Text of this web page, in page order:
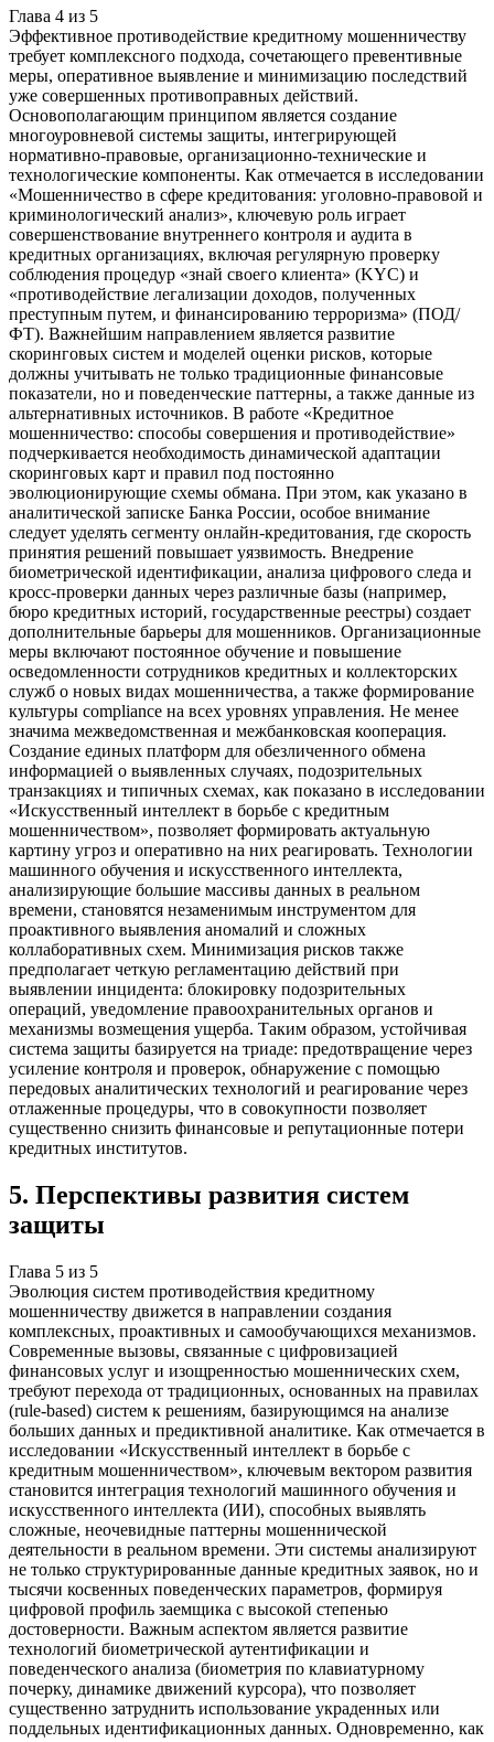
Глава 4 из 5
Эффективное противодействие кредитному мошенничеству
требует комплексного подхода, сочетающего превентивные
меры, оперативное выявление и минимизацию последствий
уже совершенных противоправных действий.
Основополагающим принципом является создание
многоуровневой системы защиты, интегрирующей
нормативно-правовые, организационно-технические и
технологические компоненты. Как отмечается в исследовании
«Мошенничество в сфере кредитования: уголовно-правовой и
криминологический анализ», ключевую роль играет
совершенствование внутреннего контроля и аудита в
кредитных организациях, включая регулярную проверку
соблюдения процедур «знай своего клиента» (KYC) и
«противодействие легализации доходов, полученных
преступным путем, и финансированию терроризма» (ПОД/
ФТ). Важнейшим направлением является развитие
скоринговых систем и моделей оценки рисков, которые
должны учитывать не только традиционные финансовые
показатели, но и поведенческие паттерны, а также данные из
альтернативных источников. В работе «Кредитное
мошенничество: способы совершения и противодействие»
подчеркивается необходимость динамической адаптации
скоринговых карт и правил под постоянно
эволюционирующие схемы обмана. При этом, как указано в
аналитической записке Банка России, особое внимание
следует уделять сегменту онлайн-кредитования, где скорость
принятия решений повышает уязвимость. Внедрение
биометрической идентификации, анализа цифрового следа и
кросс-проверки данных через различные базы (например,
бюро кредитных историй, государственные реестры) создает
дополнительные барьеры для мошенников. Организационные
меры включают постоянное обучение и повышение
осведомленности сотрудников кредитных и коллекторских
служб о новых видах мошенничества, а также формирование
культуры compliance на всех уровнях управления. Не менее
значима межведомственная и межбанковская кооперация.
Создание единых платформ для обезличенного обмена
информацией о выявленных случаях, подозрительных
транзакциях и типичных схемах, как показано в исследовании
«Искусственный интеллект в борьбе с кредитным
мошенничеством», позволяет формировать актуальную
картину угроз и оперативно на них реагировать. Технологии
машинного обучения и искусственного интеллекта,
анализирующие большие массивы данных в реальном
времени, становятся незаменимым инструментом для
проактивного выявления аномалий и сложных
коллаборативных схем. Минимизация рисков также
предполагает четкую регламентацию действий при
выявлении инцидента: блокировку подозрительных
операций, уведомление правоохранительных органов и
механизмы возмещения ущерба. Таким образом, устойчивая
система защиты базируется на триаде: предотвращение через
усиление контроля и проверок, обнаружение с помощью
передовых аналитических технологий и реагирование через
отлаженные процедуры, что в совокупности позволяет
существенно снизить финансовые и репутационные потери
кредитных институтов.
5. Перспективы развития систем
защиты
Глава 5 из 5
Эволюция систем противодействия кредитному
мошенничеству движется в направлении создания
комплексных, проактивных и самообучающихся механизмов.
Современные вызовы, связанные с цифровизацией
финансовых услуг и изощренностью мошеннических схем,
требуют перехода от традиционных, основанных на правилах
(rule-based) систем к решениям, базирующимся на анализе
больших данных и предиктивной аналитике. Как отмечается в
исследовании «Искусственный интеллект в борьбе с
кредитным мошенничеством», ключевым вектором развития
становится интеграция технологий машинного обучения и
искусственного интеллекта (ИИ), способных выявлять
сложные, неочевидные паттерны мошеннической
деятельности в реальном времени. Эти системы анализируют
не только структурированные данные кредитных заявок, но и
тысячи косвенных поведенческих параметров, формируя
цифровой профиль заемщика с высокой степенью
достоверности. Важным аспектом является развитие
технологий биометрической аутентификации и
поведенческого анализа (биометрия по клавиатурному
почерку, динамике движений курсора), что позволяет
существенно затруднить использование украденных или
поддельных идентификационных данных. Одновременно, как